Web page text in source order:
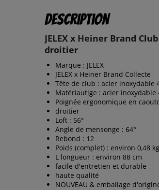
Description
JELEX x Heiner Brand
droitier
Marque : JELEX
JELEX x Heiner Brand Collecte
Tête de club : acier inoxydable
Matériautige : acier inoxydable
Poignée ergonomique en
droitier
Loft : 56°
Angle de mensonge : 64°
Rebond : 12
Poids (complet) : environ 0,48 kg
L longueur : environ 88 cm
facile d'entretien et durable
haute qualité
NOUVEAU & emballage